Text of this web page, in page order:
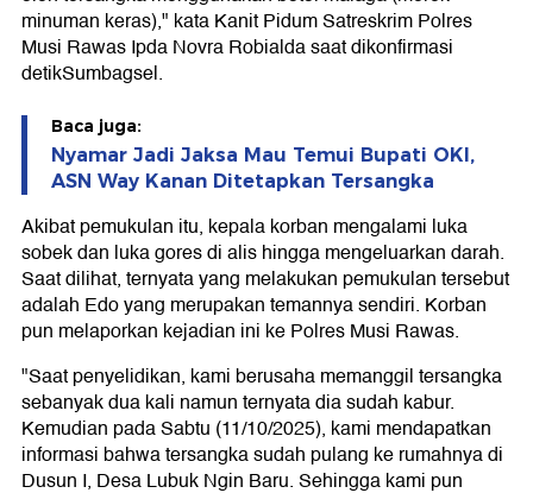
minuman keras)," kata Kanit Pidum Satreskrim Polres
Musi Rawas Ipda Novra Robialda saat dikonfirmasi
detikSumbagsel.
Baca juga:
Nyamar Jadi Jaksa Mau Temui Bupati OKI,
ASN Way Kanan Ditetapkan Tersangka
Akibat pemukulan itu, kepala korban mengalami luka
sobek dan luka gores di alis hingga mengeluarkan darah.
Saat dilihat, ternyata yang melakukan pemukulan tersebut
adalah Edo yang merupakan temannya sendiri. Korban
pun melaporkan kejadian ini ke Polres Musi Rawas.
"Saat penyelidikan, kami berusaha memanggil tersangka
sebanyak dua kali namun ternyata dia sudah kabur.
Kemudian pada Sabtu (11/10/2025), kami mendapatkan
informasi bahwa tersangka sudah pulang ke rumahnya di
Dusun I, Desa Lubuk Ngin Baru. Sehingga kami pun